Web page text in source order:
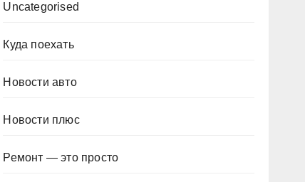
Uncategorised
Куда поехать
Новости авто
Новости плюс
Ремонт — это просто